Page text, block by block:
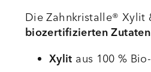
Die Zahnkristalle® Xylit
biozertifizierten Zutaten
Xylit aus 100 %